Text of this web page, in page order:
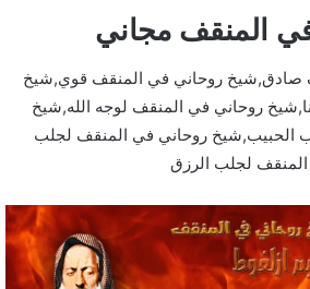
المنقف مجاني
صادق,شيخ روحاني في المنقف قوي,شيخ
روحاني في المنقف لوجه الله,شيخ
الحبيب,شيخ روحاني في المنقف لجلب
لجلب الرزق